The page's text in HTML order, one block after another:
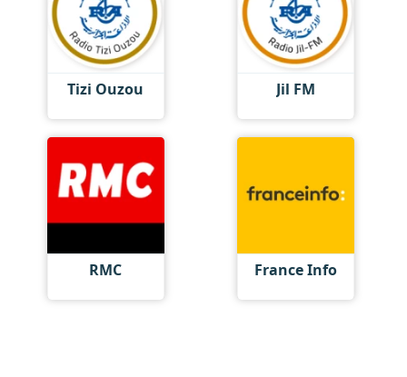
Tizi Ouzou Jil FM
RMC France Info